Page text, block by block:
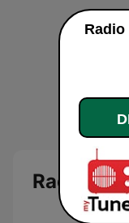
Radio